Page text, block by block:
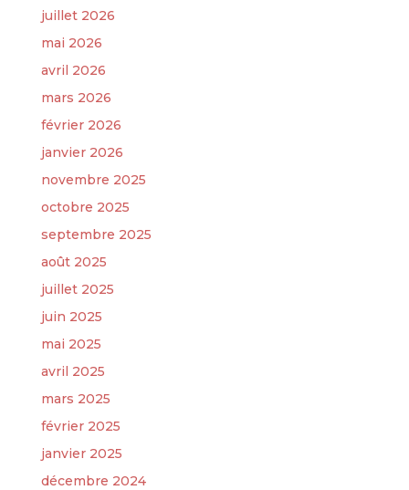
juillet 2026
mai 2026
avril 2026
mars 2026
février 2026
janvier 2026
novembre 2025
octobre 2025
septembre 2025
août 2025
juillet 2025
juin 2025
mai 2025
avril 2025
mars 2025
février 2025
janvier 2025
décembre 2024